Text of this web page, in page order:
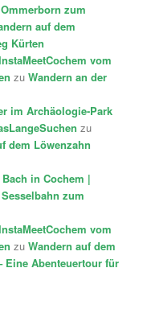
zum
auf dem
Kürten
vom
zuWandern an der
im Archäologie-Park
zu
dem Löwenzahn
in Cochem |
zum
vom
zuWandern auf dem
Eine Abenteuertour für